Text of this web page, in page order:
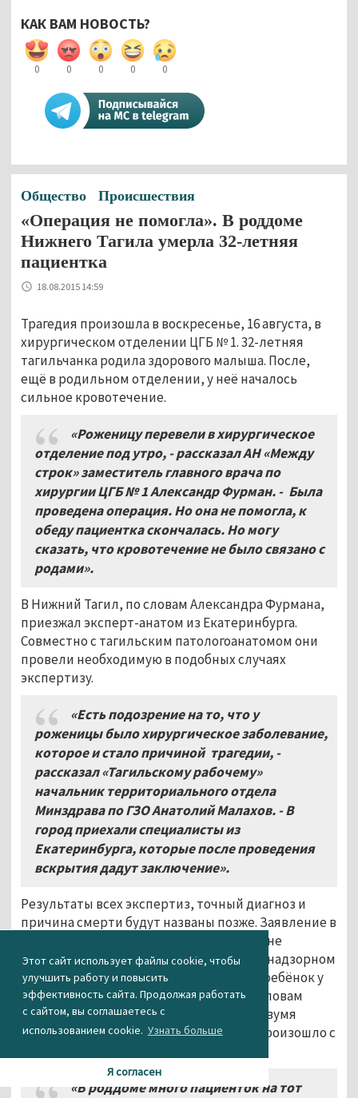
Этот сайт использует файлы cookie, чтобы
улучшить работу и повысить
эффективность сайта. Продолжая работать
с сайтом, вы соглашаетесь с
использованием cookie. Узнать больше
Я согласен
КАК ВАМ НОВОСТЬ?
0 0 0 0 0
Общество Происшествия
«Операция не помогла». В роддоме
Нижнего Тагила умерла 32-летняя
пациентка
18.08.2015 14:59
Трагедия произошла в воскресенье, 16 августа, в
хирургическом отделении ЦГБ № 1. 32-летняя
тагильчанка родила здорового малыша. После,
ещё в родильном отделении, у неё началось
сильное кровотечение.
«Роженицу перевели в хирургическое
отделение под утро, - рассказал АН «Между
строк» заместитель главного врача по
хирургии ЦГБ № 1 Александр Фурман. - Была
проведена операция. Но она не помогла, к
обеду пациентка скончалась. Но могу
сказать, что кровотечение не было связано с
родами».
В Нижний Тагил, по словам Александра Фурмана,
приезжал эксперт-анатом из Екатеринбурга.
Совместно с тагильским патологоанатомом они
провели необходимую в подобных случаях
экспертизу.
«Есть подозрение на то, что у
роженицы было хирургическое заболевание,
которое и стало причиной трагедии, -
рассказал «Тагильскому рабочему»
начальник территориального отдела
Минздрава по ГЗО Анатолий Малахов. - В
город приехали специалисты из
Екатеринбурга, которые после проведения
вскрытия дадут заключение».
Результаты всех экспертиз, точный диагноз и
причина смерти будут названы позже. Заявление в
прокуратуру Дзержинского района ещё не
поступало, заявили АН «Между строк» в надзорном
ведомстве. Известно, что родившийся ребёнок у
погибшей тагильчанки уже второй. По словам
знакомых семьи, мужу, оставшемуся с двумя
детьми, до сих пор не объяснили, что произошло с
«В роддоме много пациенток на тот